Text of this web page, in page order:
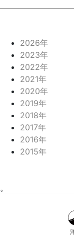
2026年
2023年
2022年
2021年
2020年
2019年
2018年
2017年
2016年
2015年
。